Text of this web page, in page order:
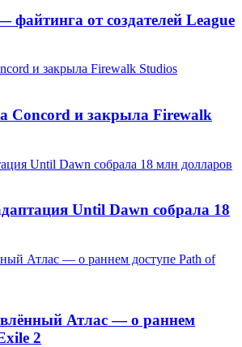
от создателей League
и закрыла Firewalk Studios
Concord и закрыла Firewalk
Until Dawn собрала 18 млн долларов
Until Dawn собрала 18
Атлас — о раннем доступе Path of
Атлас — о раннем
2